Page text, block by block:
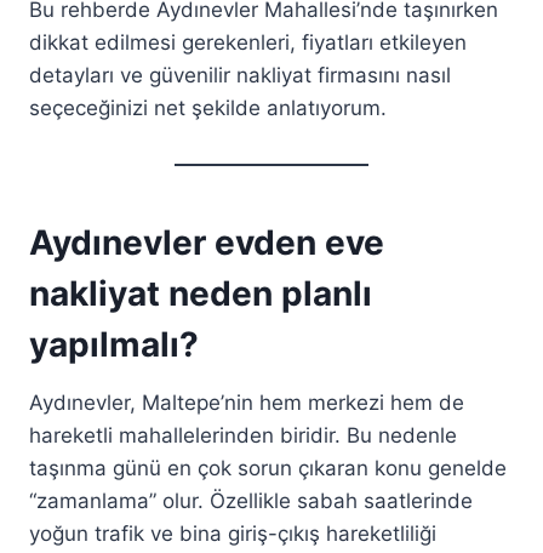
Bu rehberde Aydınevler Mahallesi’nde taşınırken
dikkat edilmesi gerekenleri, fiyatları etkileyen
detayları ve güvenilir nakliyat firmasını nasıl
seçeceğinizi net şekilde anlatıyorum.
Aydınevler evden eve
nakliyat neden planlı
yapılmalı?
Aydınevler, Maltepe’nin hem merkezi hem de
hareketli mahallelerinden biridir. Bu nedenle
taşınma günü en çok sorun çıkaran konu genelde
“zamanlama” olur. Özellikle sabah saatlerinde
yoğun trafik ve bina giriş-çıkış hareketliliği